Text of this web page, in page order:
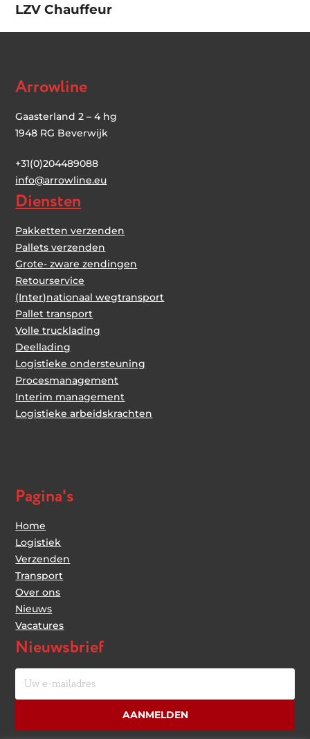
LZV Chauffeur
Arrowline
Gaasterland 2 – 4 hg
1948 RG Beverwijk
+31(0)204489088
info@arrowline.eu
Diensten
Pakketten verzenden
Pallets verzenden
Grote- zware zendingen
Retourservice
(Inter)nationaal wegtransport
Pallet transport
Volle trucklading
Deellading
Logistieke ondersteuning
Procesmanagement
Interim management
Logistieke arbeidskrachten
Pagina's
Home
Logistiek
Verzenden
Transport
Over ons
Nieuws
Vacatures
Nieuwsbrief
Uw
AANMELDEN